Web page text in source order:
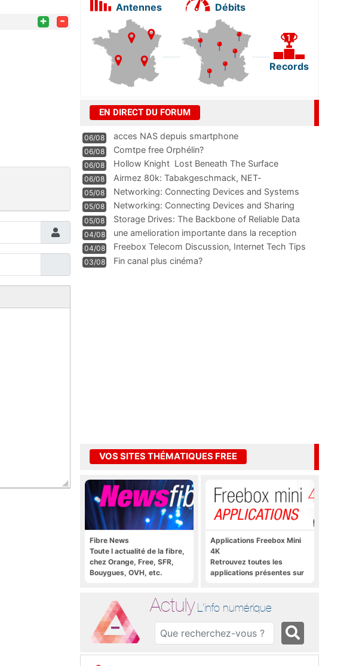
+ -
Antennes Débits
Records
EN DIRECT DU FORUM
06/08 acces NAS depuis smartphone
06/08 Comtpe free Orphélin?
06/08 Hollow Knight  Lost Beneath The Surface
06/08
Airmez 80k: Tabakgeschmack, NET-
Technologie und Leistung im
05/08 Networking: Connecting Devices and Systems
05/08
Networking: Connecting Devices and Sharing
Information
05/08
Storage Drives: The Backbone of Reliable Data
Management
04/08
une amelioration importante dans la reception
WIFI
04/08
Freebox Telecom Discussion, Internet Tech Tips
Communi
03/08 Fin canal plus cinéma?
VOS SITES THÉMATIQUES FREE
Fibre News
Toute l actualité de la fibre,
chez Orange, Free, SFR,
Bouygues, OVH, etc.
Applications Freebox Mini
4K
Retrouvez toutes les
applications présentes sur
Actuly L'info numérique